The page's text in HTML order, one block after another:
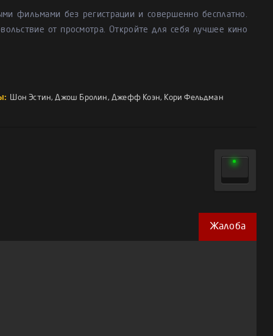
фильмами без регистрации и совершенно бесплатно.
от просмотра. Откройте для себя лучшее кино
Шон Эстин,Джош Бролин,Джефф Коэн, Кори Фельдман
Жалоба